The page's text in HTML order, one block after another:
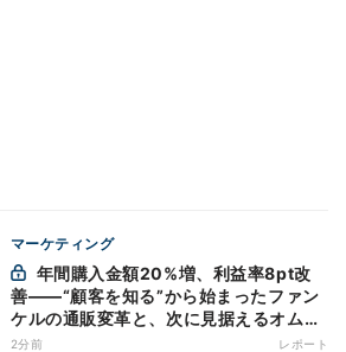
マーケティング
善——“顧客を知る”から始まったファン
ケルの通販変革と、次に見据えるオムニ
チャネル
2分前 レポート